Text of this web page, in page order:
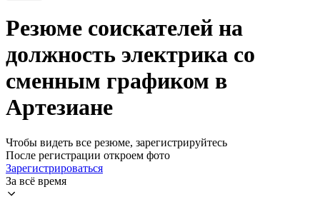
Резюме соискателей на
должность электрика со
сменным графиком в
Артезиане
Чтобы видеть все резюме, зарегистрируйтесь
После регистрации откроем фото
Зарегистрироваться
За всё время